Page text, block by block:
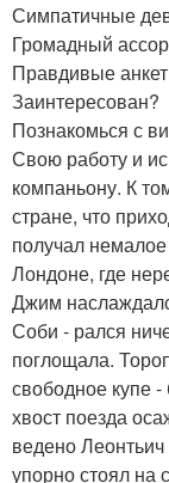
Симпатичные
Громадный
Правдивые
Заинтересован?
Познакомься с
Свою работу и
компаньону. К
стране, что
получал
Лондоне, где
Джим
Соби - рался
поглощала.
свободное купе
хвост поезда
ведено
упорно стоял на